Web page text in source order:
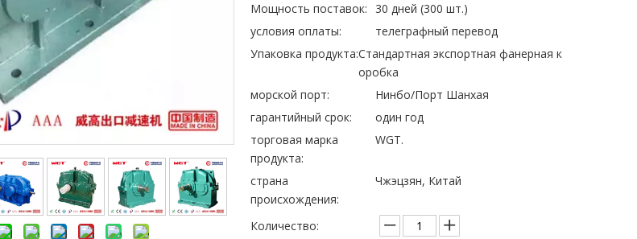
Мощность поставок:
30 дней (300 шт.)
условия оплаты:
телеграфный перевод
Упаковка продукта:Стандартная экспортная фанерная к
оробка
морской порт:
Нинбо/Порт Шанхая
гарантийный срок:
один год
торговая марка
продукта:
WGT.
страна
происхождения:
Чжэцзян, Китай
Количество: